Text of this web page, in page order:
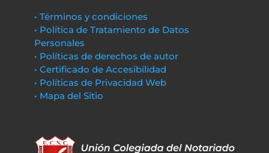
• Términos y condiciones
• Política de Tratamiento de Datos
Personales
• Políticas de derechos de autor
• Certificado de Accesibilidad
• Políticas de Privacidad Web
• Mapa del Sitio